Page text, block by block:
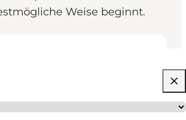
Weise beginnt.